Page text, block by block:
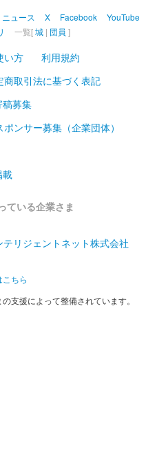
ニュース X Facebook
YouTube
一覧[城 | 団員 ]
い方
利用規約
商取引法に基づく表記
稿募集
ポンサー募集（企業団体）
載
ている企業さま
ちら
支援によって整備されています。